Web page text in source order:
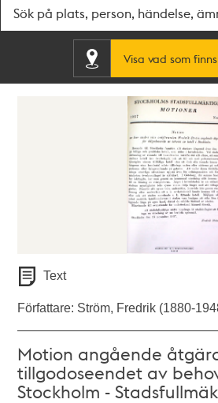
Visa vad som
Text
Författare: Ström, Fredrik (1880-
Motion angående
tillgodoseendet av
Stockholm -